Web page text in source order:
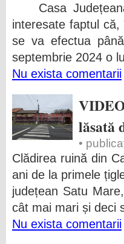
Casa Județeană
interesate faptul
se va efectua
septembrie 2024 o
Nu exista comentarii
lăsată
•
Clădirea ruină din
ani de la primele
județean Satu
cât mai mari și deci
Nu exista comentarii